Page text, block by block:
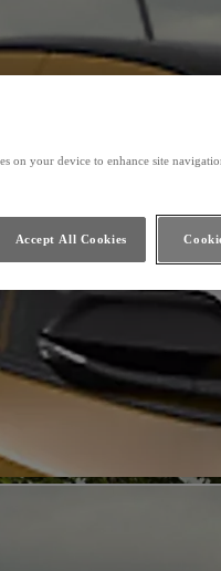
on your device to enhance site
Accept All Cookies